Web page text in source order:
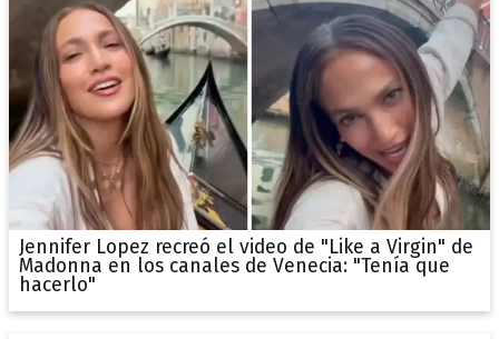
Jennifer Lopez recreó el video de "Like a Virgin" de
Madonna en los canales de Venecia: "Tenía que
hacerlo"